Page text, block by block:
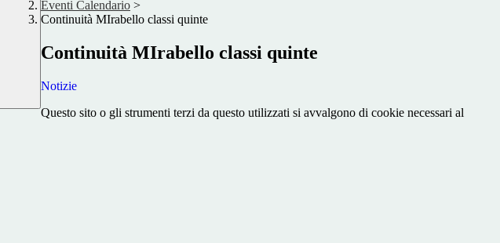
Eventi Calendario >
Continuità MIrabello classi quinte
Continuità MIrabello classi quinte
Notizie
Questo sito o gli strumenti terzi da questo utilizzati si avvalgono di cookie necessari al